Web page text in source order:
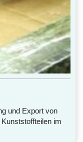
und Export von
im